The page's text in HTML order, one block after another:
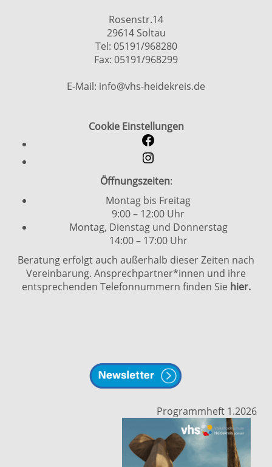
Rosenstr.14
29614 Soltau
Tel: 05191/968280
Fax: 05191/968299
E-Mail: info@vhs-heidekreis.de
Cookie Einstellungen
Öffnungszeiten:
Montag bis Freitag
9:00 – 12:00 Uhr
Montag, Dienstag und Donnerstag
14:00 – 17:00 Uhr
Beratung erfolgt auch außerhalb dieser Zeiten nach
Vereinbarung. Ansprechpartner*innen und ihre
entsprechenden Telefonnummern finden Sie hier.
Programmheft 1.2026